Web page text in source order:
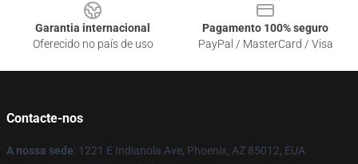
Garantia internacional
Oferecido no país de uso
Pagamento 100% seguro
PayPal / MasterCard / Visa
Contacte-nos
A nossa sede: 1221 E Indianola Ave, Phoenix, AZ 85012, EUA